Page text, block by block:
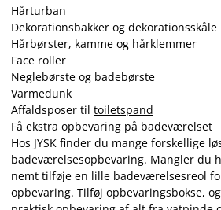
Hårturban
Dekorationsbakker og dekorationsskåle
Hårbørster, kamme og hårklemmer
Face roller
Neglebørste og badebørste
Varmedunk
Affaldsposer til toiletspand
Få ekstra opbevaring på badeværelset
Hos JYSK finder du mange forskellige
badeværelsesopbevaring. Mangler du
nemt tilføje en lille badeværelsesreol
opbevaring. Tilføj opbevaringsbokse,